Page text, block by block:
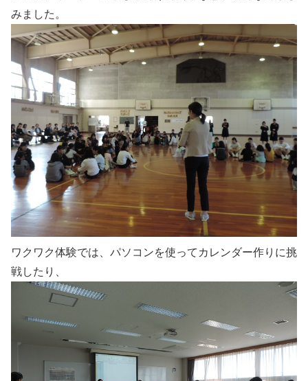
みました。
ワクワク体験では、パソコンを使ってカレンダー作りに挑
戦したり、